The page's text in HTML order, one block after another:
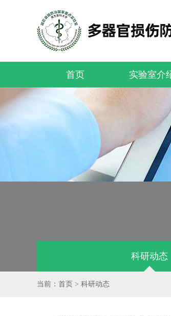
首页 实验室介
当前：首页 > 科研动态
科研动态